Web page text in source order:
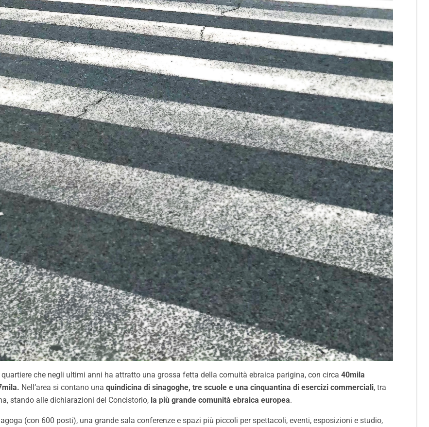
che negli ultimi anni ha attratto una grossa fetta della comuità ebraica parigina, con circa 40mila
Nell’area si contano una quindicina di sinagoghe, tre scuole e una cinquantina di esercizi commerciali, tra
stando alle dichiarazioni del Concistorio, la più grande comunità ebraica europea.
(con 600 posti), una grande sala conferenze e spazi più piccoli per spettacoli, eventi, esposizioni e studio,